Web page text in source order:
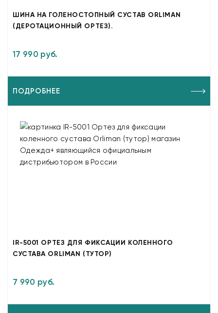
ШИНА НА ГОЛЕНОСТОПНЫЙ СУСТАВ ORLIMAN
(ДЕРОТАЦИОННЫЙ ОРТЕЗ).
17 990 руб.
ПОДРОБНЕЕ
IR-5001 ОРТЕЗ ДЛЯ ФИКСАЦИИ КОЛЕННОГО
СУСТАВА ORLIMAN (ТУТОР)
7 990 руб.